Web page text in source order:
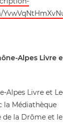
Alpes Livre
Alpes Livre et
la Médiathèque
la Drôme et le